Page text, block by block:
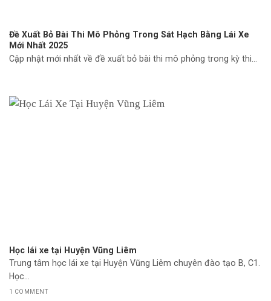
Đề Xuất Bỏ Bài Thi Mô Phỏng Trong Sát Hạch Bằng Lái Xe
Mới Nhất 2025
Cập nhật mới nhất về đề xuất bỏ bài thi mô phỏng trong kỳ thi...
Học lái xe tại Huyện Vũng Liêm
Trung tâm học lái xe tại Huyện Vũng Liêm chuyên đào tạo B, C1.
Học...
1 COMMENT